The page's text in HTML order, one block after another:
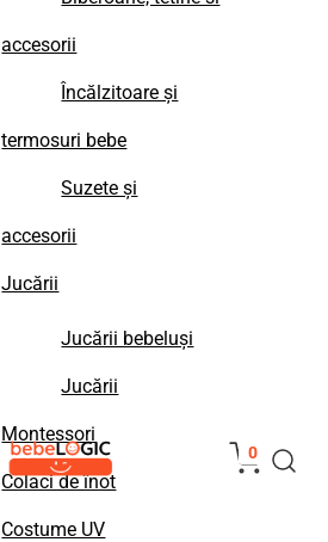
accesorii
Încălzitoare și
termosuri bebe
Suzete și
accesorii
Jucării
Jucării bebeluși
Jucării
Montessori
Colaci de înot
Costume UV
0